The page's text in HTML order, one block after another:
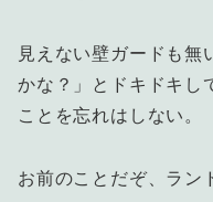
見えない壁ガードも無
かな？」とドキドキし
ことを忘れはしない。
お前のことだぞ、ラン